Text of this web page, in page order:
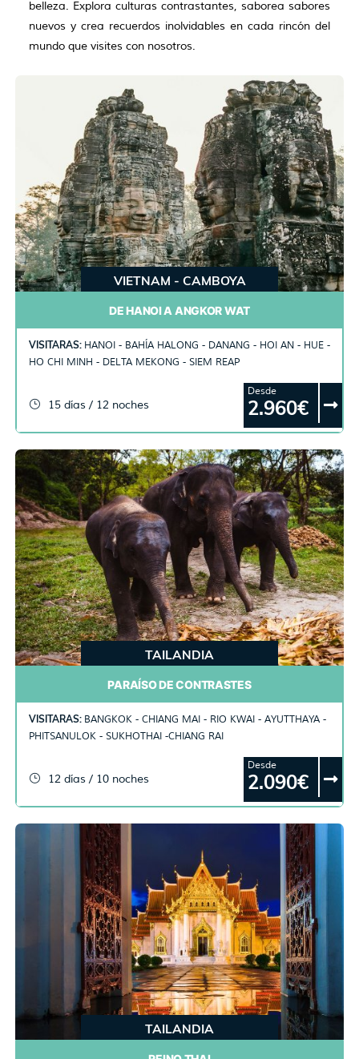
belleza. Explora culturas contrastantes, saborea sabores
nuevos y crea recuerdos inolvidables en cada rincón del
mundo que visites con nosotros.
VIETNAM - CAMBOYA
DE HANOI A ANGKOR WAT
VISITARAS: HANOI - BAHÍA HALONG - DANANG - HOI AN - HUE -
HO CHI MINH - DELTA MEKONG - SIEM REAP
15 días / 12 noches
Desde
2.960€
TAILANDIA
PARAÍSO DE CONTRASTES
VISITARAS: BANGKOK - CHIANG MAI - RIO KWAI - AYUTTHAYA -
PHITSANULOK - SUKHOTHAI -CHIANG RAI
12 días / 10 noches
Desde
2.090€
TAILANDIA